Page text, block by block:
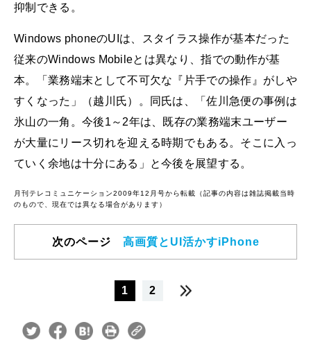
抑制できる。
Windows phoneのUIは、スタイラス操作が基本だった
従来のWindows Mobileとは異なり、指での動作が基
本。「業務端末として不可欠な『片手での操作』がしや
すくなった」（越川氏）。同氏は、「佐川急便の事例は
氷山の一角。今後1～2年は、既存の業務端末ユーザー
が大量にリース切れを迎える時期でもある。そこに入っ
ていく余地は十分にある」と今後を展望する。
月刊テレコミュニケーション2009年12月号から転載（記事の内容は雑誌掲載当時
のもので、現在では異なる場合があります）
次のページ 高画質とUI活かすiPhone
1 2